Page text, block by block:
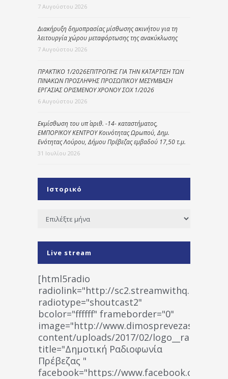
7 Αυγούστου 2026
Διακήρυξη δημοπρασίας μίσθωσης ακινήτου για τη
λειτουργία χώρου μεταφόρτωσης της ανακύκλωσης
7 Αυγούστου 2026
ΠΡΑΚΤΙΚΟ 1/2026ΕΠΙΤΡΟΠΗΣ ΓΙΑ ΤΗΝ ΚΑΤΑΡΤΙΣΗ ΤΩΝ
ΠΙΝΑΚΩΝ ΠΡΟΣΛΗΨΗΣ ΠΡΟΣΩΠΙΚΟΥ ΜΕΣΥΜΒΑΣΗ
ΕΡΓΑΣΙΑΣ ΟΡΙΣΜΕΝΟΥ ΧΡΟΝΟΥ ΣΟΧ 1/2026
6 Αυγούστου 2026
Εκμίσθωση του υπ΄ αριθ. -14- καταστήματος,
ΕΜΠΟΡΙΚΟΥ ΚΕΝΤΡΟΥ Κοινότητας Ωρωπού, Δημ.
Ενότητας Λούρου, Δήμου Πρέβεζας εμβαδού 17,50 τ.μ.
31 Ιουλίου 2026
Ιστορικό
Ιστορικό
Live stream
[html5radio
radiolink="http://
radiotype="shoutcast2"
bcolor="ffffff" frameborder="0"
image="http://www.dimosprevezas.gr/wp-
content/uploads/2017/02/
title="Δημοτική Ραδιοφωνία
Πρέβεζας "
facebook="https://www.facebook.com/